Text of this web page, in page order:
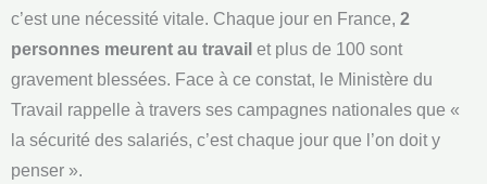
c’est une nécessité vitale. Chaque jour en France, 2
personnes meurent au travail et plus de 100 sont
gravement blessées. Face à ce constat, le Ministère du
Travail rappelle à travers ses campagnes nationales que «
la sécurité des salariés, c’est chaque jour que l’on doit y
penser ».